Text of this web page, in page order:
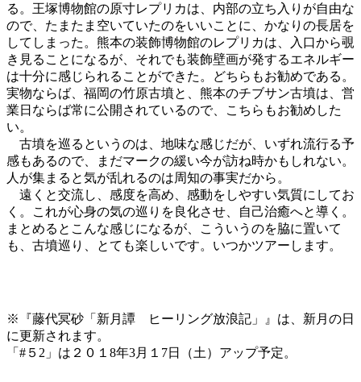
る。王塚博物館の原寸レプリカは、内部の立ち入りが自由な
ので、たまたま空いていたのをいいことに、かなりの長居を
してしまった。熊本の装飾博物館のレプリカは、入口から覗
き見ることになるが、それでも装飾壁画が発するエネルギー
は十分に感じられることができた。どちらもお勧めである。
実物ならば、福岡の竹原古墳と、熊本のチブサン古墳は、営
業日ならば常に公開されているので、こちらもお勧めした
い。
古墳を巡るというのは、地味な感じだが、いずれ流行る予
感もあるので、まだマークの緩い今が訪ね時かもしれない。
人が集まると気が乱れるのは周知の事実だから。
遠くと交流し、感度を高め、感動をしやすい気質にしてお
く。これが心身の気の巡りを良化させ、自己治癒へと導く。
まとめるとこんな感じになるが、こういうのを脇に置いて
も、古墳巡り、とても楽しいです。いつかツアーします。
※『藤代冥砂「新月譚 ヒーリング放浪記」』は、新月の日
に更新されます。
「#５2」は２０１8年3月１7日（土）アップ予定。